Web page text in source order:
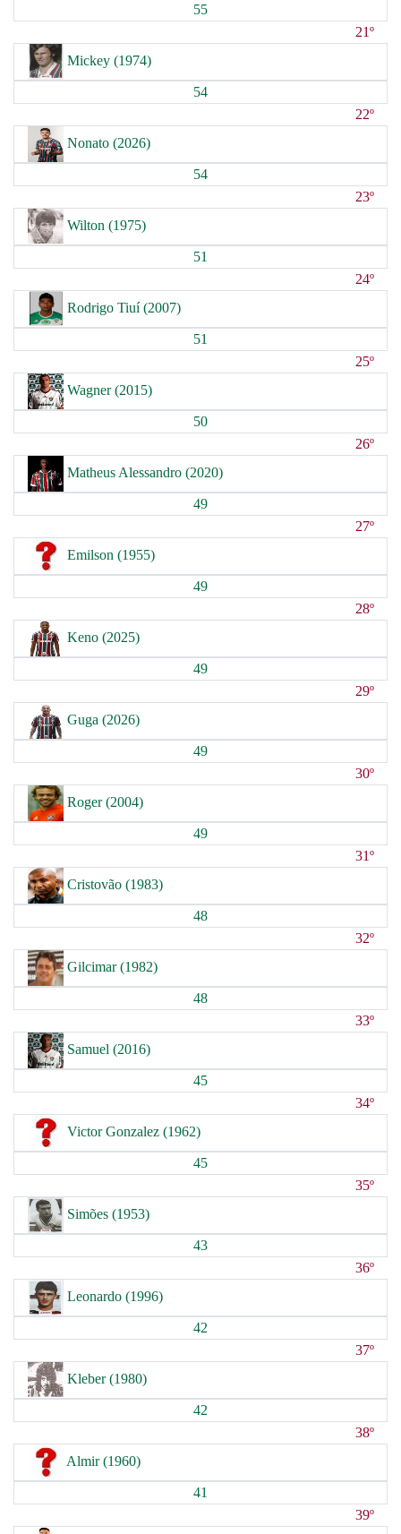
55
21º
Mickey (1974)
54
22º
Nonato (2026)
54
23º
Wilton (1975)
51
24º
Rodrigo Tiuí (2007)
51
25º
Wagner (2015)
50
26º
Matheus Alessandro (2020)
49
27º
Emilson (1955)
49
28º
Keno (2025)
49
29º
Guga (2026)
49
30º
Roger (2004)
49
31º
Cristovão (1983)
48
32º
Gilcimar (1982)
48
33º
Samuel (2016)
45
34º
Victor Gonzalez (1962)
45
35º
Simões (1953)
43
36º
Leonardo (1996)
42
37º
Kleber (1980)
42
38º
Almir (1960)
41
39º